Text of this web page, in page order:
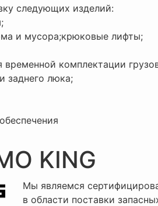
следующих изделий:
и мусора;крюковые лифты;
комплектации
заднего люка;
KING
Мы являемся
в области поставки